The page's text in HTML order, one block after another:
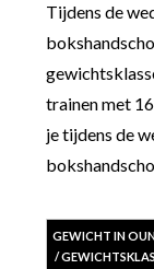
Tijdens de
trainen met
je tijdens de
GEWICHT IN
/